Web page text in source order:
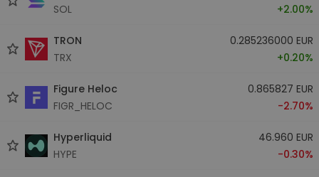
SOL
+2.00%
TRON
TRX
0.285236000 EUR
+0.20%
Figure Heloc
FIGR_HELOC
0.865827 EUR
-2.70%
Hyperliquid
HYPE
46.960 EUR
-0.30%